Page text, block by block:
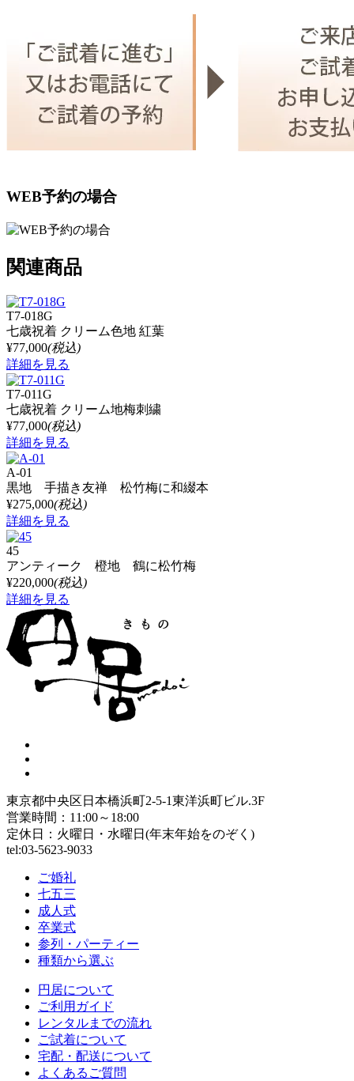
WEB予約の場合
関連商品
T7-018G
七歳祝着 クリーム色地 紅葉
¥77,000(税込)
詳細を見る
T7-011G
七歳祝着 クリーム地梅刺繍
¥77,000(税込)
詳細を見る
A-01
黒地 手描き友禅 松竹梅に和綴本
¥275,000(税込)
詳細を見る
45
アンティーク 橙地 鶴に松竹梅
¥220,000(税込)
詳細を見る
東京都中央区日本橋浜町2-5-1東洋浜町ビル.3F
営業時間：11:00～18:00
定休日：火曜日・水曜日(年末年始をのぞく)
tel:03-5623-9033
ご婚礼
七五三
成人式
卒業式
参列・パーティー
種類から選ぶ
円居について
ご利用ガイド
レンタルまでの流れ
ご試着について
宅配・配送について
よくあるご質問